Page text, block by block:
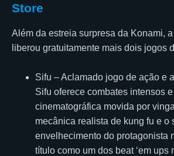
Store
Além da estreia surpresa da Konami,
liberou gratuitamente mais dois jogos
Sifu – Aclamado jogo de ação e
Sifu oferece combates intensos
cinematográfica movida por
mecânica realista de kung fu e o
envelhecimento do protagonista
título como um dos beat ‘em ups